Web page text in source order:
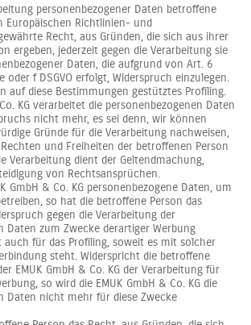
personenbezogener Daten betroffene
Europäischen Richtlinien- und
Recht, aus Gründen, die sich aus ihrer
ergeben, jederzeit gegen die Verarbeitung sie
Daten, die aufgrund von Art. 6
oder f DSGVO erfolgt, Widerspruch einzulegen.
auf diese Bestimmungen gestütztes Profiling.
KG verarbeitet die personenbezogenen Daten
nicht mehr, es sei denn, wir können
Gründe für die Verarbeitung nachweisen,
und Freiheiten der betroffenen Person
Verarbeitung dient der Geltendmachung,
von Rechtsansprüchen.
GmbH & Co. KG personenbezogene Daten, um
so hat die betroffene Person das
gegen die Verarbeitung der
Daten zum Zwecke derartiger Werbung
auch für das Profiling, soweit es mit solcher
steht. Widerspricht die betroffene
EMUK GmbH & Co. KG der Verarbeitung für
so wird die EMUK GmbH & Co. KG die
Daten nicht mehr für diese Zwecke